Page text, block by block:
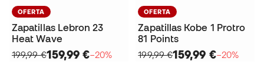
OFERTA
Zapatillas Lebron 23
Heat Wave
199,99 €159,99 €−20%
OFERTA
Zapatillas Kobe 1 Protro
81 Points
199,99 €159,99 €−20%